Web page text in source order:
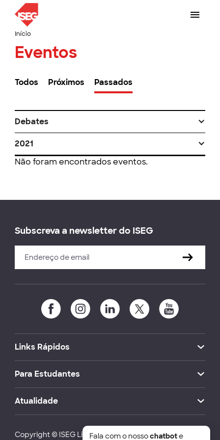
Início
Eventos
Todos Próximos Passados
Debates
2021
Não foram encontrados eventos.
Subscreva a newsletter do ISEG
Links Rápidos
Para Estudantes
Atualidade
Copyright © ISEG Lisbon School of Economics and
Fala com o nossochatbote